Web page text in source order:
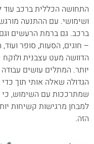
התחושה הכללית ברכב
ושימושי. עם ההתנעה
ברכב. גם ברמת הרעשים וגם
– חוגים, הסעות, סופר
הדוושה מעט עצבנית ולוקח
יותר. המתלים עושים
הגדולה שאלה אותי תוך
שמתרככות עם השימוש, כי
למבחן מרגישות קשיחות
הזה.